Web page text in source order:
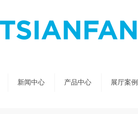
新闻中心 产品中心 展厅案例